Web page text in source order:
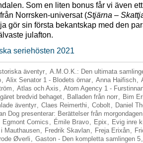
Som en liten bonus får vi även ett
Norrsken-universat (Stjärna –
gör sin första bekantskap med den
julafton.
seriehösten 2021
äventyr, A.M.O.K.: Den ultimata
, Alix Senator 1 - Blodets örnar, Anna Haifisch,
, Atlas och Axis , Atom Agency 1 -
bredvid behaget, Balladen från norr, Bim
äventyr, Claes Reimerthi , Cobolt, Daniel
Dog presenterar: Berättelser från morgondagen
Egmont Comics , Émile Bravo, Epix , Evig inre
Mauthausen, Fredrik Skavlan, Freja Erixån,
Øverli, Gaston - Den kompletta samlingen 5,